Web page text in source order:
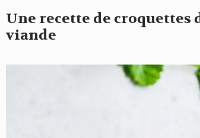
Une recette de croquettes
viande